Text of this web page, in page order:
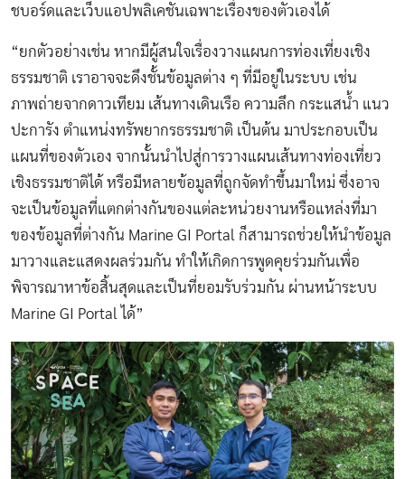
ชบอร์ดและเว็บแอปพลิเคชันเฉพาะเรื่องของตัวเองได้
“ยกตัวอย่างเช่น หากมีผู้สนใจเรื่องวางแผนการท่องเที่ยงเชิง
ธรรมชาติ เราอาจจะดึงชั้นข้อมูลต่าง ๆ ที่มีอยู่ในระบบ เช่น
ภาพถ่ายจากดาวเทียม เส้นทางเดินเรือ ความลึก กระแสน้ำ แนว
ปะการัง ตำแหน่งทรัพยากรธรรมชาติ เป็นต้น มาประกอบเป็น
แผนที่ของตัวเอง จากนั้นนำไปสู่การวางแผนเส้นทางท่องเที่ยว
เชิงธรรมชาติได้ หรือมีหลายข้อมูลที่ถูกจัดทำขึ้นมาใหม่ ซึ่งอาจ
จะเป็นข้อมูลที่แตกต่างกันของแต่ละหน่วยงานหรือแหล่งที่มา
ของข้อมูลที่ต่างกัน Marine GI Portal ก็สามารถช่วยให้นำข้อมูล
มาวางและแสดงผลร่วมกัน ทำให้เกิดการพูดคุยร่วมกันเพื่อ
พิจารณาหาข้อสิ้นสุดและเป็นที่ยอมรับร่วมกัน ผ่านหน้าระบบ
Marine GI Portal ได้”